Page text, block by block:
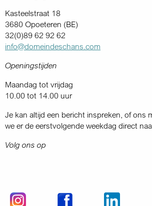
Kasteelstraat 18
3680 Opoeteren (BE)
32(0)89 62 92 62
info@domeindeschans.com
Openingstijden
Maandag tot vrijdag
10.00 tot 14.00 uur
Je kan altijd een bericht inspreken, of ons
we er de eerstvolgende weekdag direct
Volg ons op